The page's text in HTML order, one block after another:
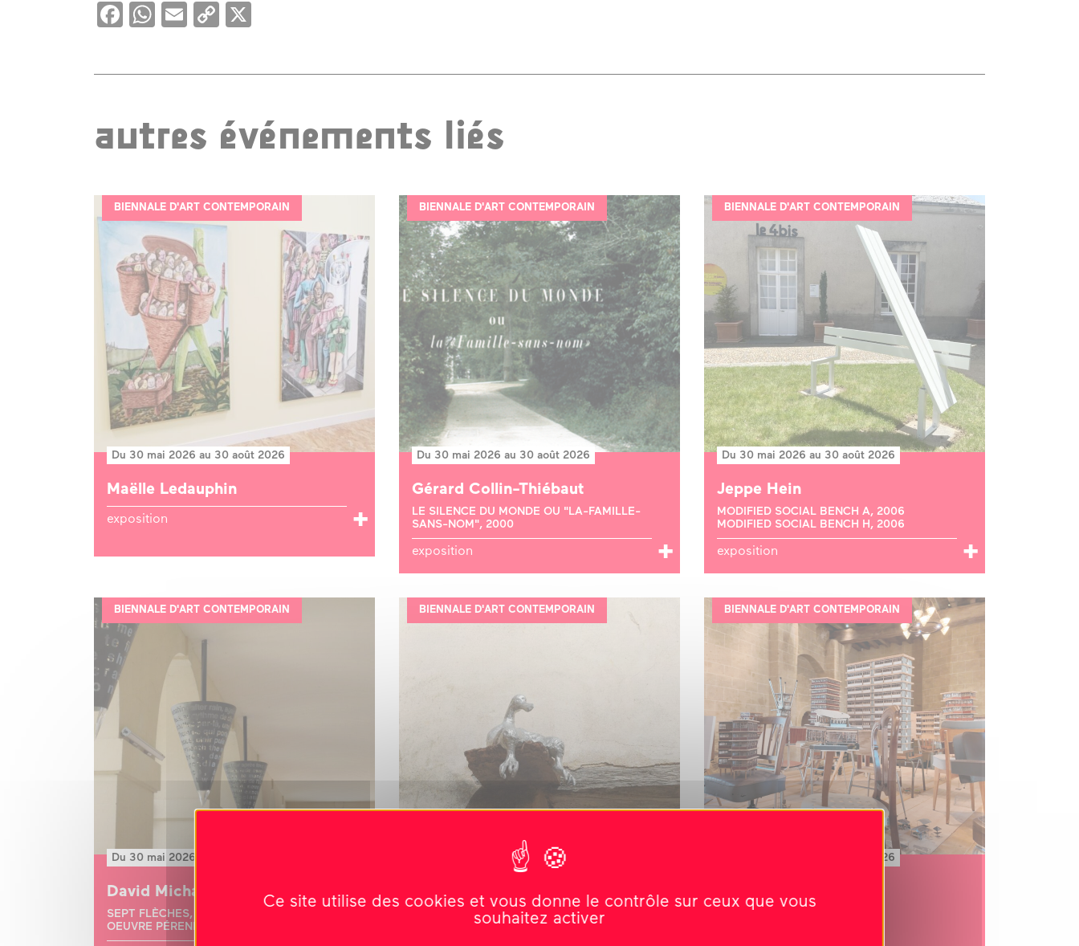
Facebook
WhatsApp
EmailCopy
autres événements liés
BIENNALE D'ART CONTEMPORAIN
Du 30 mai 2026 au 30 août 2026
Maëlle Ledauphin
exposition
BIENNALE D'ART CONTEMPORAIN
Du 30 mai 2026 au 30 août 2026
Gérard Collin-Thiébaut
LE SILENCE DU MONDE OU "LA-FAMILLE-
SANS-NOM", 2000
exposition
BIENNALE D'ART CONTEMPORAIN
Du 30 mai 2026 au 30 août 2026
Jeppe Hein
MODIFIED SOCIAL BENCH A, 2006
MODIFIED SOCIAL BENCH H, 2006
exposition
BIENNALE D'ART CONTEMPORAIN
Du 30 mai 2026 au 30 août 2026
David Michael Clarke
SEPT FLÈCHES, 2011
OEUVRE PÉRENNE
BIENNALE D'ART CONTEMPORAIN
Du 30 mai 2026 au 30 août 2026
Sébastien Vonier
MAMA’S HAND, 2023
TRANQUILLE, 2026
BIENNALE D'ART CONTEMPORAIN
Du 30 mai 2026 au 30 août 2026
LE PRINCE DE BEL-AIR, 2023
Ce site utilise des cookies et vous donne le contrôle sur ceux que vous
souhaitez activer